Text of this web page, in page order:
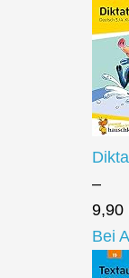
–
9,90
Bei